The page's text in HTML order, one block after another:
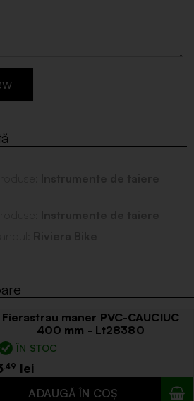
Fierastrau maner PVC-CAUCIUC
400 mm - Lt28380
ÎN STOC
.49